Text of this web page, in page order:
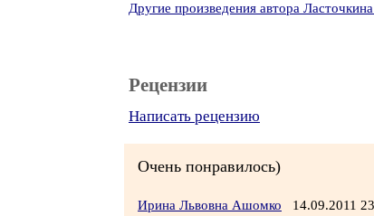
Другие произведения автора
Рецензии
Написать рецензию
Очень понравилось)
Ирина Львовна Ашомко 14.09.2011